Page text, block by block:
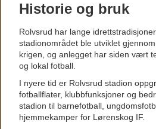
Historie og bruk
Rolvsrud har lange
stadionområdet ble utviklet
krigen, og anlegget har siden vært
og lokal fotball.
I nyere tid er Rolvsrud stadion
fotballflater, klubbfunksjoner og
stadion til barnefotball,
hjemmekamper for Lørenskog IF.